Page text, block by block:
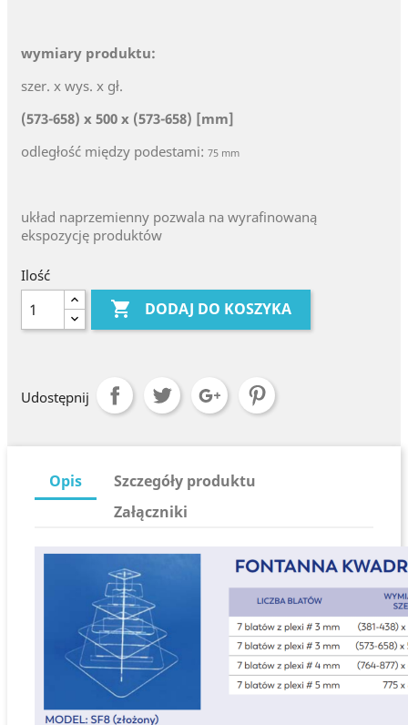
wymiary produktu:
szer. x wys. x gł.
(573-658) x 500 x (573-658) [mm]
odległość między podestami: 75 mm
układ naprzemienny pozwala na wyrafinowaną
ekspozycję produktów
Ilość
 DODAJ DO KOSZYKA
Udostępnij
Opis
Szczegóły produktu
Załączniki